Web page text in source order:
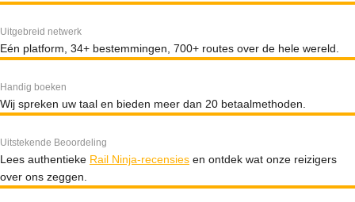
Uitgebreid netwerk
Eén platform, 34+ bestemmingen, 700+ routes over de hele wereld.
Handig boeken
Wij spreken uw taal en bieden meer dan 20 betaalmethoden.
Uitstekende Beoordeling
Lees authentieke Rail Ninja-recensies en ontdek wat onze reizigers
over ons zeggen.